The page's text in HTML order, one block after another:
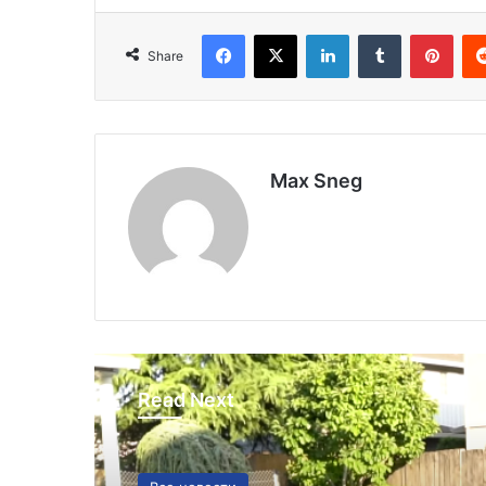
Share
Max Sneg
Read Next